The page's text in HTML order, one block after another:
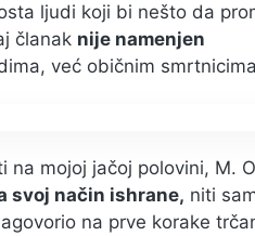
ljudi koji bi nešto da
članak nije namenjen
već običnim
na mojoj jačoj polovini, M.
svoj način ishrane, niti
na prve korake